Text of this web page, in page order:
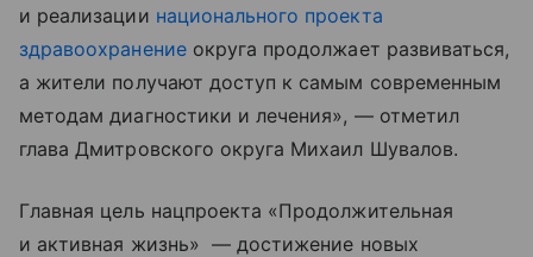
и реализации национального проекта
здравоохранениеокруга продолжает развиваться,
а жители получают доступ к самым современным
методам диагностики и лечения», — отметил
глава Дмитровского округа Михаил Шувалов.
Главная цель нацпроекта «Продолжительная
и активная жизнь» — достижение новых